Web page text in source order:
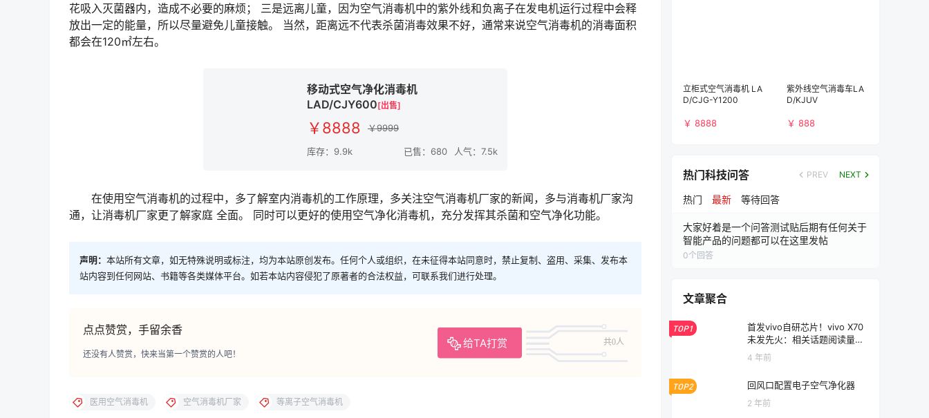
花吸入灭菌器内，造成不必要的麻烦； 三是远离儿童，因为空气消毒机中的紫外线和负离子在发电机运行过程中会释
放出一定的能量，所以尽量避免儿童接触。 当然，距离远不代表杀菌消毒效果不好，通常来说空气消毒机的消毒面积
都会在120㎡左右。
移动式空气净化消毒机
LAD/CJY600[出售]
￥8888 ￥9999
库存：9.9k 已售：680 人气：7.5k
在使用空气消毒机的过程中，多了解室内消毒机的工作原理，多关注空气消毒机厂家的新闻，多与消毒机厂家沟
通，让消毒机厂家更了解家庭 全面。 同时可以更好的使用空气净化消毒机，充分发挥其杀菌和空气净化功能。
声明： 本站所有文章，如无特殊说明或标注，均为本站原创发布。任何个人或组织，在未征得本站同意时，禁止复制、盗用、采集、发布本
站内容到任何网站、书籍等各类媒体平台。如若本站内容侵犯了原著者的合法权益，可联系我们进行处理。
点点赞赏，手留余香
给TA打赏 共0人
还没有人赞赏，快来当第一个赞赏的人吧！
医用空气消毒机 空气消毒机厂家 等离子空气消毒机
立柜式空气消毒机 LA
D/CJG-Y1200
￥ 8888
紫外线空气消毒车LA
D/KJUV
￥ 888
热门科技问答 PREV NEXT
热门 最新 等待回答
大家好着是一个问答测试贴后期有任何关于
智能产品的问题都可以在这里发帖
0个回答
文章聚合
TOP1
首发vivo自研芯片！vivo X70
未发先火：相关话题阅读量超
700万
4 年前
TOP2 回风口配置电子空气净化器
2 年前